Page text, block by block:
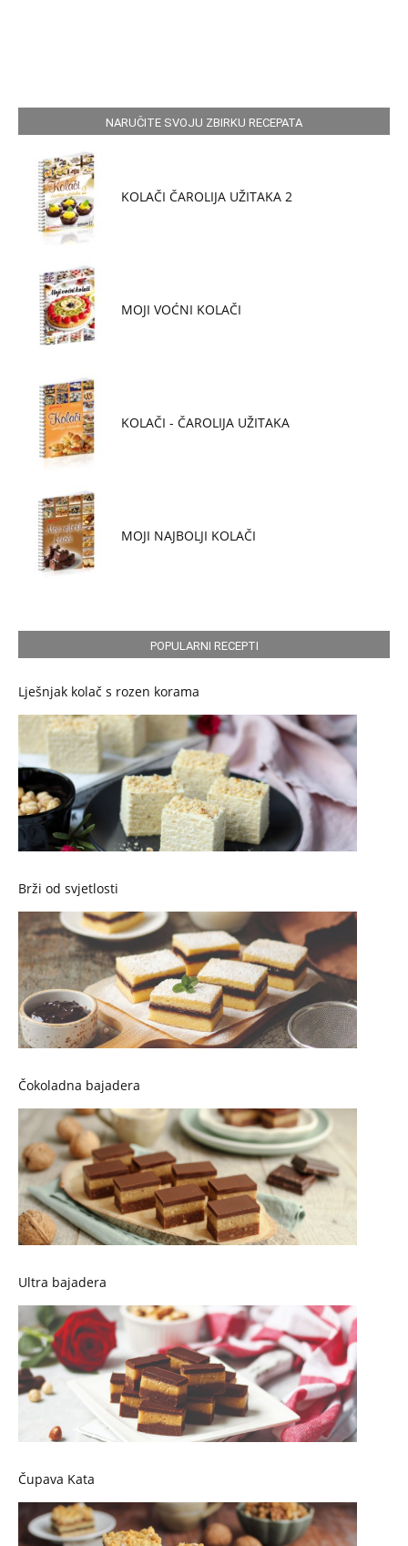
NARUČITE SVOJU ZBIRKU RECEPATA
KOLAČI ČAROLIJA UŽITAKA 2
MOJI VOĆNI KOLAČI
KOLAČI - ČAROLIJA UŽITAKA
MOJI NAJBOLJI KOLAČI
POPULARNI RECEPTI
Lješnjak kolač s rozen korama
Brži od svjetlosti
Čokoladna bajadera
Ultra bajadera
Čupava Kata